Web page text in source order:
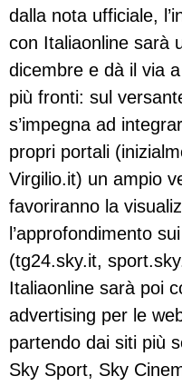
dalla nota ufficiale,
con Italiaonline sarà
dicembre e dà il via
più fronti: sul
s’impegna ad
propri portali
Virgilio.it) un ampio
favoriranno la
l’approfondimento
(tg24.sky.it,
Italiaonline sarà poi
advertising per le
partendo dai siti più
Sky Sport, Sky